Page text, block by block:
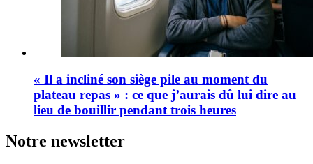
« Il a incliné son siège pile au moment du
plateau repas » : ce que j’aurais dû lui dire au
lieu de bouillir pendant trois heures
Notre newsletter